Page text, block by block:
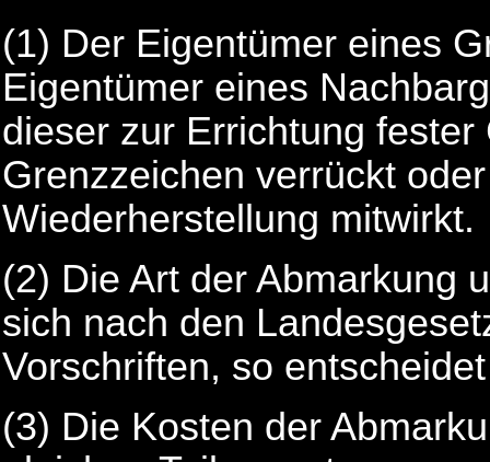
(1) Der Eigentümer eines
Eigentümer eines
dieser zur Errichtung
Grenzzeichen verrückt
Wiederherstellung mitwirkt.
(2) Die Art der Abmarkung
sich nach den
Vorschriften, so
(3) Die Kosten der